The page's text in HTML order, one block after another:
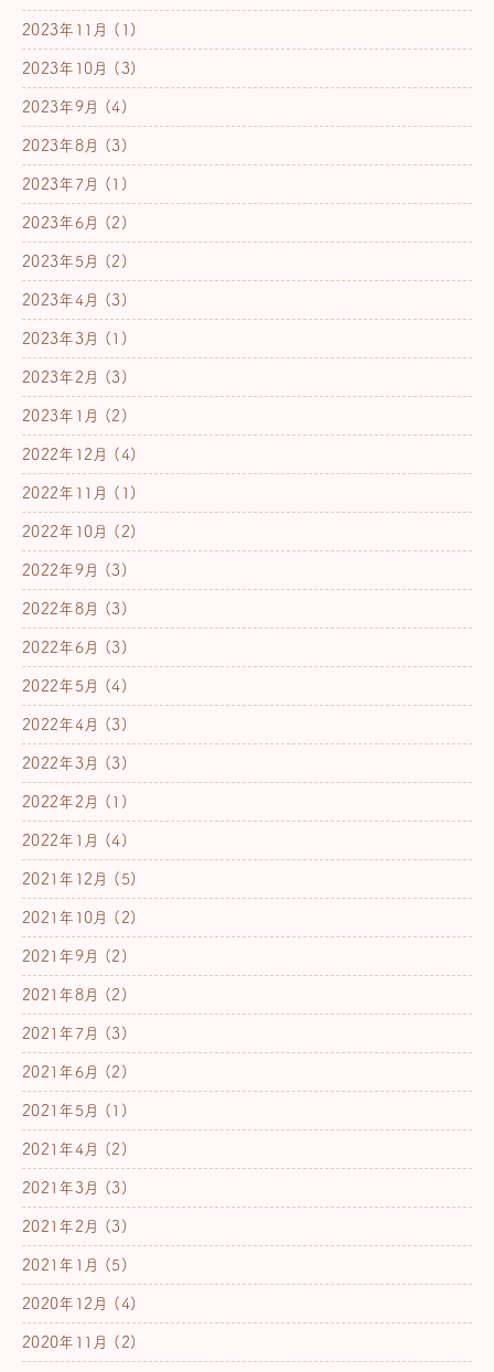
2023年11月 (1)
2023年10月 (3)
2023年9月 (4)
2023年8月 (3)
2023年7月 (1)
2023年6月 (2)
2023年5月 (2)
2023年4月 (3)
2023年3月 (1)
2023年2月 (3)
2023年1月 (2)
2022年12月 (4)
2022年11月 (1)
2022年10月 (2)
2022年9月 (3)
2022年8月 (3)
2022年6月 (3)
2022年5月 (4)
2022年4月 (3)
2022年3月 (3)
2022年2月 (1)
2022年1月 (4)
2021年12月 (5)
2021年10月 (2)
2021年9月 (2)
2021年8月 (2)
2021年7月 (3)
2021年6月 (2)
2021年5月 (1)
2021年4月 (2)
2021年3月 (3)
2021年2月 (3)
2021年1月 (5)
2020年12月 (4)
2020年11月 (2)